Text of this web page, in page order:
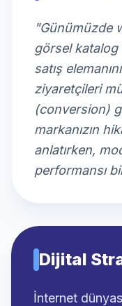
"Günümüzde
görsel katalog
satış
ziyaretçileri
(conversion)
markanızın
anlatırken,
performansı
Dijital
İnternet